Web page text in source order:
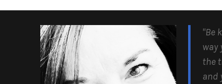
"Be
way
the
and